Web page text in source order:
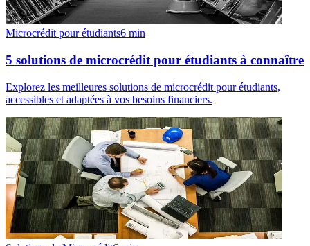
Microcrédit pour étudiants6 min
5 solutions de microcrédit pour étudiants à connaître
Explorez les meilleures solutions de microcrédit pour étudiants,
accessibles et adaptées à vos besoins financiers.